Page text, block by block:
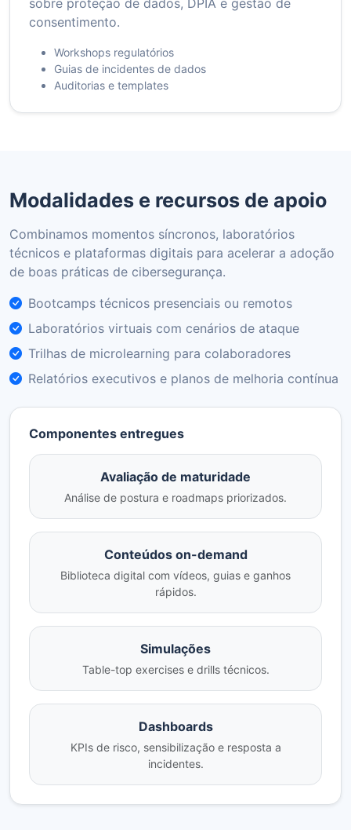
sobre proteção de dados, DPIA e gestão de
consentimento.
Workshops regulatórios
Guias de incidentes de dados
Auditorias e templates
Modalidades e recursos de apoio
Combinamos momentos síncronos, laboratórios
técnicos e plataformas digitais para acelerar a adoção
de boas práticas de cibersegurança.
Bootcamps técnicos presenciais ou remotos
Laboratórios virtuais com cenários de ataque
Trilhas de microlearning para colaboradores
Relatórios executivos e planos de melhoria contínua
Componentes entregues
Avaliação de maturidade
Análise de postura e roadmaps priorizados.
Conteúdos on-demand
Biblioteca digital com vídeos, guias e ganhos
rápidos.
Simulações
Table-top exercises e drills técnicos.
Dashboards
KPIs de risco, sensibilização e resposta a
incidentes.